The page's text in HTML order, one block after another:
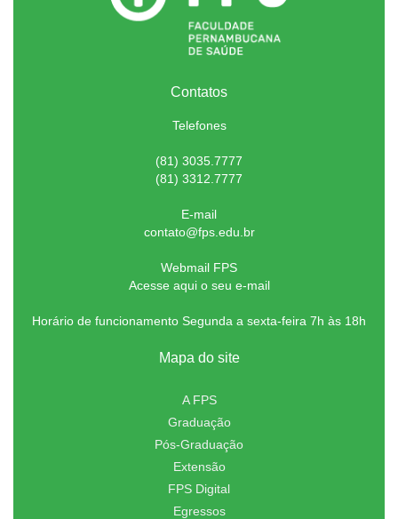
Contatos
Telefones
(81) 3035.7777
(81) 3312.7777
E-mail
contato@fps.edu.br
Webmail FPS
Acesse aqui o seu e-mail
Horário de funcionamento Segunda a sexta-feira 7h às 18h
Mapa do site
A FPS
Graduação
Pós-Graduação
Extensão
FPS Digital
Egressos